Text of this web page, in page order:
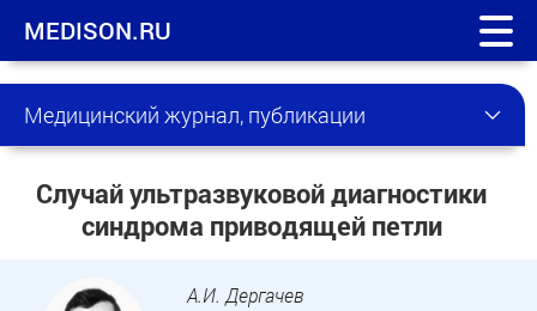
MEDISON.RU
Медицинский журнал, публикации
Случай ультразвуковой диагностики
синдрома приводящей петли
А.И. Дергачев